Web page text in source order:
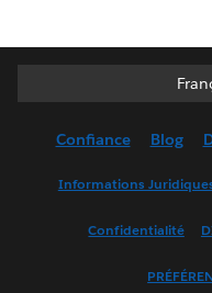
Confiance Blog
Informations
Confidentialité